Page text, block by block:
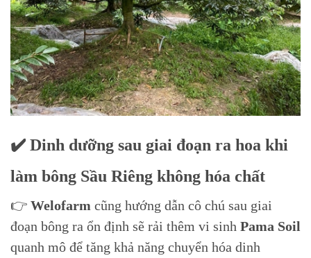
✔️ Dinh dưỡng sau giai đoạn ra hoa khi
làm bông Sầu Riêng không hóa chất
👉 Welofarm cũng hướng dẫn cô chú sau giai
đoạn bông ra ổn định sẽ rải thêm vi sinh Pama Soil
quanh mô để tăng khả năng chuyển hóa dinh